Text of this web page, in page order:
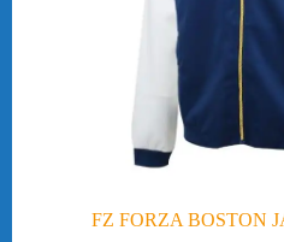
FZ FORZA BOSTON